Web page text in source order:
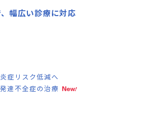
幅広い診療に対応
症リスク低減へ
達不全症の治療